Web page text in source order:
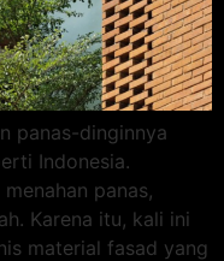
panas-dinginnya
Indonesia.
panas,
Karena itu, kali ini
material fasad yang